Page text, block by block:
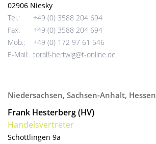
02906 Niesky
Tel.:
+49 (0) 3588 204 694
Fax:
+49 (0) 3588 204 694
Mob.:
+49 (0) 172 97 61 546
E-Mail: toralf-hertwig@t-online.de
Niedersachsen, Sachsen-Anhalt, Hessen
Frank Hesterberg (HV)
Handelsvertreter
Schöttlingen 9a